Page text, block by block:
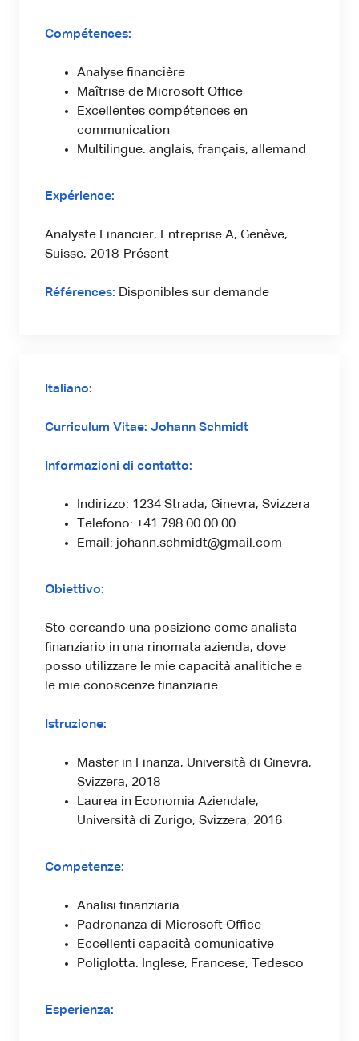
Compétences:
Analyse financière
Maîtrise de Microsoft Office
Excellentes compétences en
communication
Multilingue: anglais, français, allemand
Expérience:
Analyste Financier, Entreprise A, Genève,
Suisse, 2018-Présent
Références: Disponibles sur demande
Italiano:
Curriculum Vitae: Johann Schmidt
Informazioni di contatto:
Indirizzo: 1234 Strada, Ginevra, Svizzera
Telefono: +41 798 00 00 00
Email: johann.schmidt@gmail.com
Obiettivo:
Sto cercando una posizione come analista
finanziario in una rinomata azienda, dove
posso utilizzare le mie capacità analitiche e
le mie conoscenze finanziarie.
Istruzione:
Master in Finanza, Università di Ginevra,
Svizzera, 2018
Laurea in Economia Aziendale,
Università di Zurigo, Svizzera, 2016
Competenze:
Analisi finanziaria
Padronanza di Microsoft Office
Eccellenti capacità comunicative
Poliglotta: Inglese, Francese, Tedesco
Esperienza: